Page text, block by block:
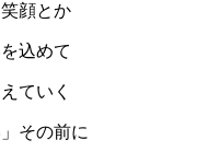
顔とか
込めて
ていく
その前に